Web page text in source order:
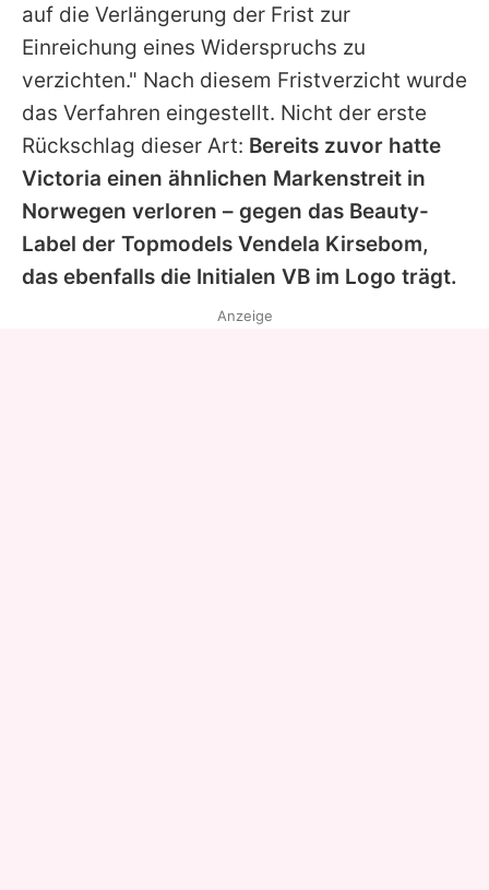
auf die Verlängerung der Frist zur
Einreichung eines Widerspruchs zu
verzichten." Nach diesem Fristverzicht wurde
das Verfahren eingestellt. Nicht der erste
Rückschlag dieser Art: Bereits zuvor hatte
Victoria einen ähnlichen Markenstreit in
Norwegen verloren – gegen das Beauty-
Label der Topmodels Vendela Kirsebom,
das ebenfalls die Initialen VB im Logo trägt.
Anzeige